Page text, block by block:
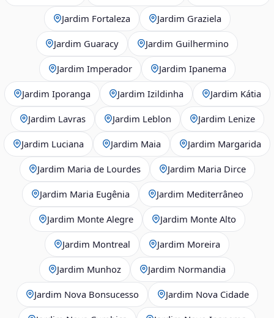
Jardim Fortaleza Jardim Graziela
Jardim Guaracy Jardim Guilhermino
Jardim Imperador Jardim Ipanema
Jardim Iporanga Jardim Izildinha Jardim Kátia
Jardim Lavras Jardim Leblon Jardim Lenize
Jardim Luciana Jardim Maia Jardim Margarida
Jardim Maria de Lourdes Jardim Maria Dirce
Jardim Maria Eugênia Jardim Mediterrâneo
Jardim Monte Alegre Jardim Monte Alto
Jardim Montreal Jardim Moreira
Jardim Munhoz Jardim Normandia
Jardim Nova Bonsucesso Jardim Nova Cidade